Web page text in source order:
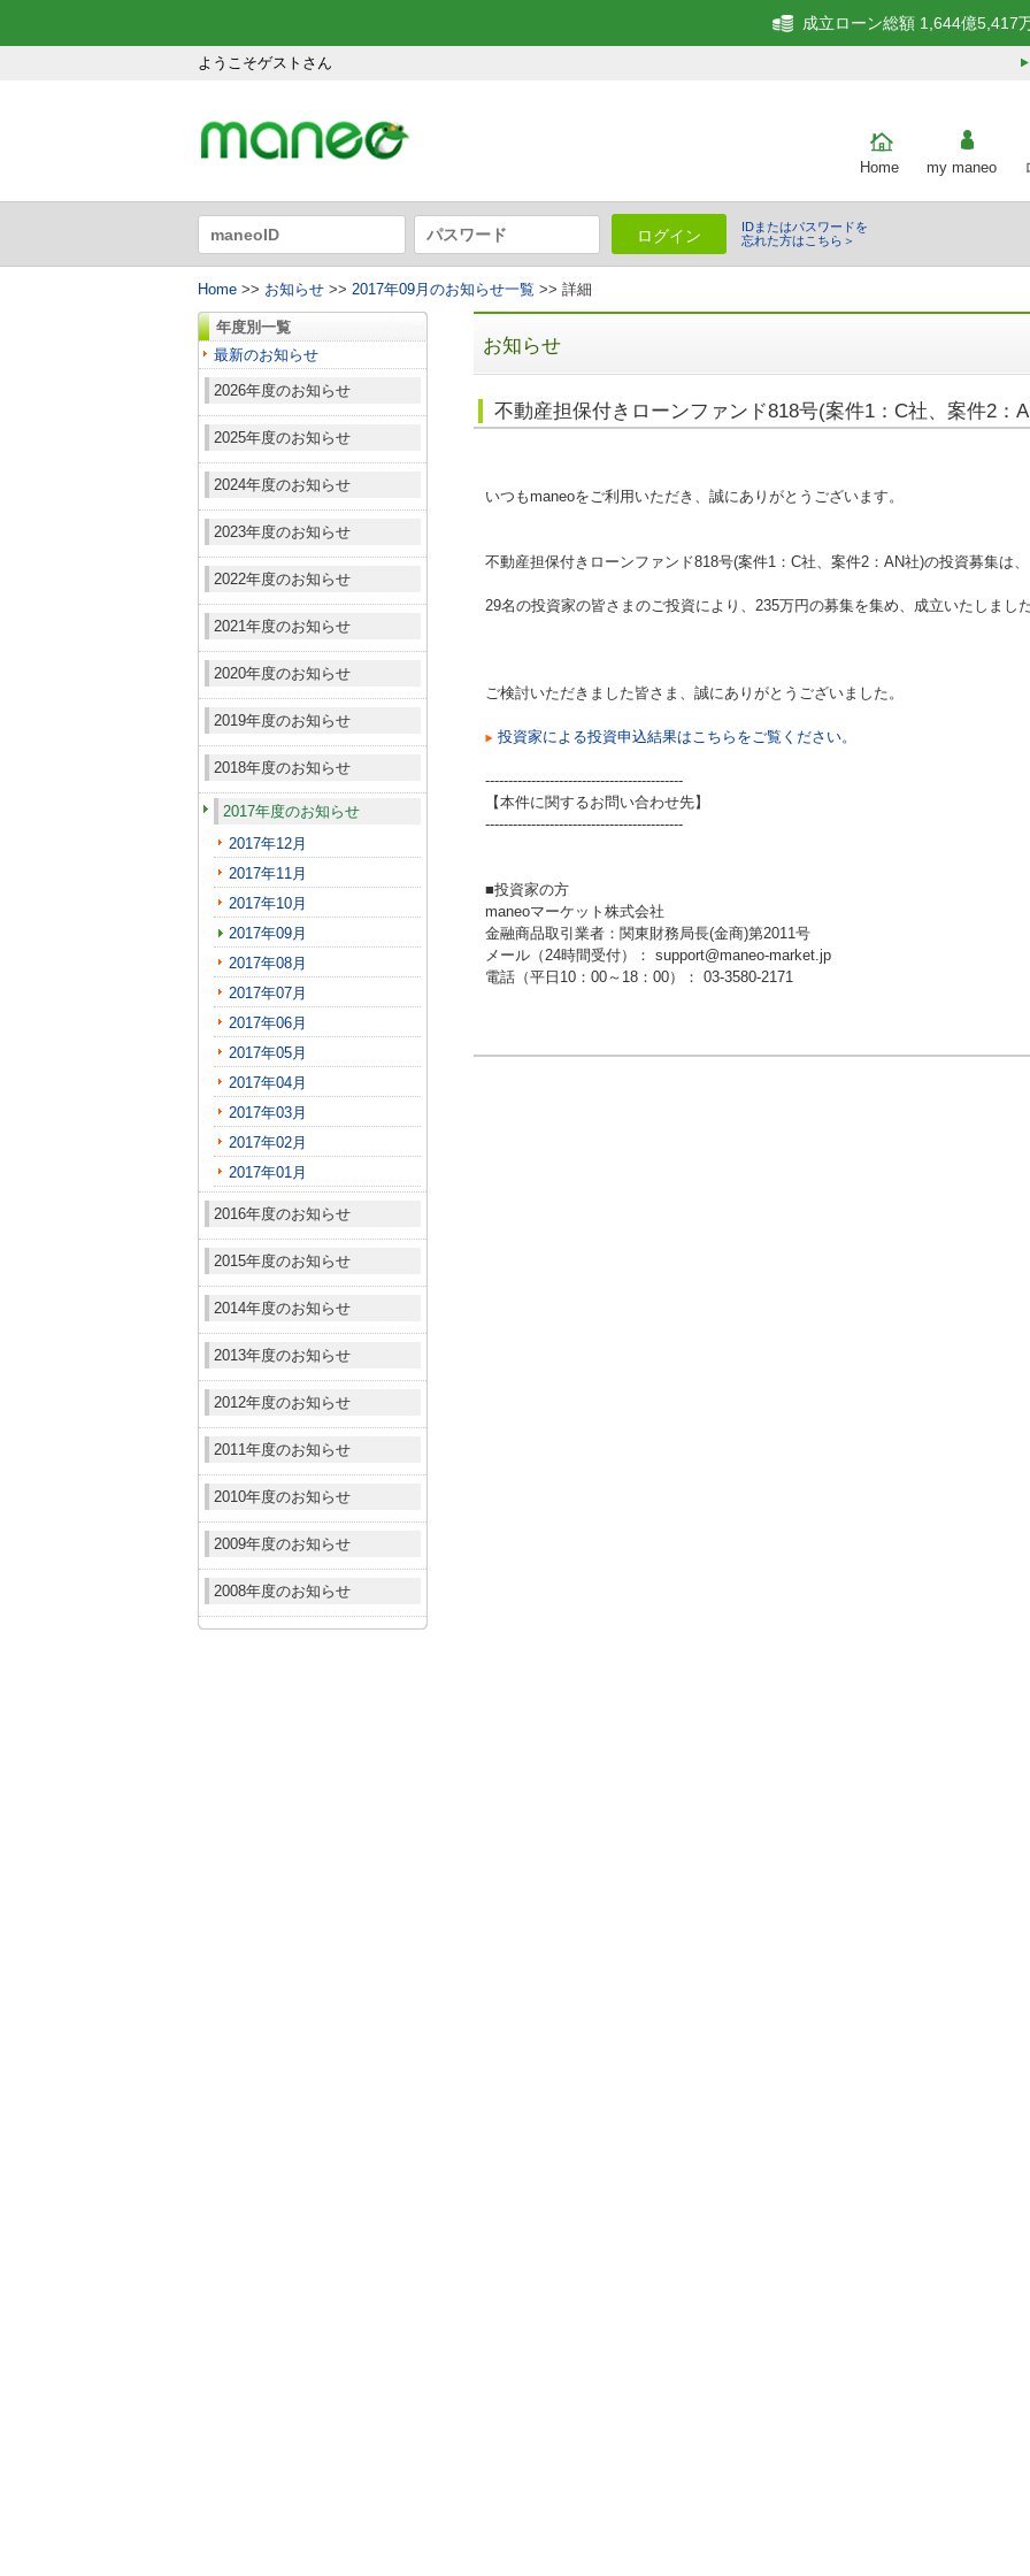
ようこそゲストさん
成立ローン総額 1,644億5,417
Home my maneo
ログイン
IDまたはパスワードを
忘れた方はこちら＞
Home >> お知らせ >> 2017年09月のお知らせ一覧 >> 詳細
年度別一覧
最新のお知らせ
2026年度のお知らせ
2025年度のお知らせ
2024年度のお知らせ
2023年度のお知らせ
2022年度のお知らせ
2021年度のお知らせ
2020年度のお知らせ
2019年度のお知らせ
2018年度のお知らせ
2017年度のお知らせ
2017年12月
2017年11月
2017年10月
2017年09月
2017年08月
2017年07月
2017年06月
2017年05月
2017年04月
2017年03月
2017年02月
2017年01月
2016年度のお知らせ
2015年度のお知らせ
2014年度のお知らせ
2013年度のお知らせ
2012年度のお知らせ
2011年度のお知らせ
2010年度のお知らせ
2009年度のお知らせ
2008年度のお知らせ
お知らせ
不動産担保付きローンファンド818号(案件1：C社、案件2：
いつもmaneoをご利用いただき、誠にありがとうございます。
不動産担保付きローンファンド818号(案件1：C社、案件2：AN社)の投資募集は、
29名の投資家の皆さまのご投資により、235万円の募集を集め、成立いたしまし
ご検討いただきました皆さま、誠にありがとうございました。
投資家による投資申込結果はこちらをご覧ください。
-------------------------------------------
【本件に関するお問い合わせ先】
-------------------------------------------
■投資家の方
maneoマーケット株式会社
金融商品取引業者：関東財務局長(金商)第2011号
メール（24時間受付）： support@maneo-market.jp
電話（平日10：00～18：00）： 03-3580-2171